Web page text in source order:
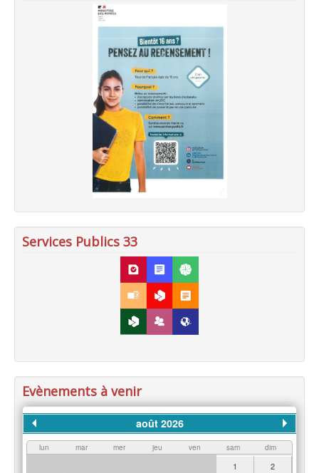
Services Publics 33
Evènements à venir
août 2026
lun mar mer jeu ven sam dim
1
2